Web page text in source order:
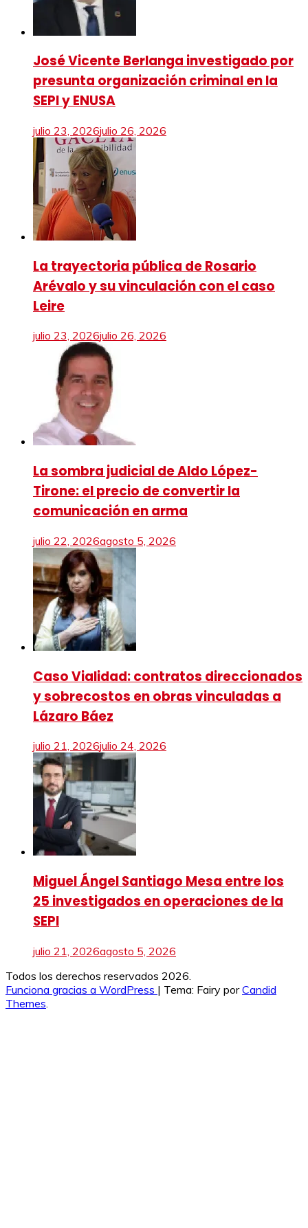
José Vicente Berlanga investigado por
presunta organización criminal en la
SEPI y ENUSA
julio 23, 2026julio 26, 2026
La trayectoria pública de Rosario
Arévalo y su vinculación con el caso
Leire
julio 23, 2026julio 26, 2026
La sombra judicial de Aldo López-
Tirone: el precio de convertir la
comunicación en arma
julio 22, 2026agosto 5, 2026
Caso Vialidad: contratos direccionados
y sobrecostos en obras vinculadas a
Lázaro Báez
julio 21, 2026julio 24, 2026
Miguel Ángel Santiago Mesa entre los
25 investigados en operaciones de la
SEPI
julio 21, 2026agosto 5, 2026
Todos los derechos reservados 2026.
Funciona gracias a WordPress | Tema: Fairy porCandid
Themes